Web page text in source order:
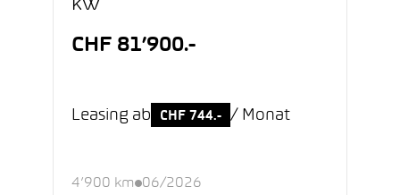
kW
CHF 81’900.-
Leasing ab CHF 744.- / Monat
4’900 km 06/2026